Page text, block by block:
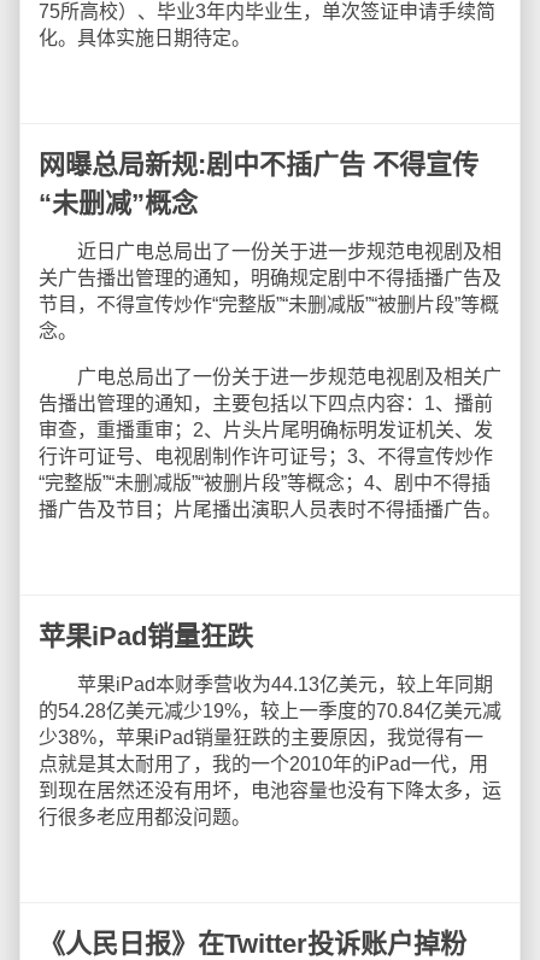
75所高校）、毕业3年内毕业生，单次签证申请手续简
化。具体实施日期待定。
网曝总局新规:剧中不插广告 不得宣传
“未删减”概念
近日广电总局出了一份关于进一步规范电视剧及相
关广告播出管理的通知，明确规定剧中不得插播广告及
节目，不得宣传炒作“完整版”“未删减版”“被删片段”等概
念。
广电总局出了一份关于进一步规范电视剧及相关广
告播出管理的通知，主要包括以下四点内容：1、播前
审查，重播重审；2、片头片尾明确标明发证机关、发
行许可证号、电视剧制作许可证号；3、不得宣传炒作
“完整版”“未删减版”“被删片段”等概念；4、剧中不得插
播广告及节目；片尾播出演职人员表时不得插播广告。
苹果iPad销量狂跌
苹果iPad本财季营收为44.13亿美元，较上年同期
的54.28亿美元减少19%，较上一季度的70.84亿美元减
少38%，苹果iPad销量狂跌的主要原因，我觉得有一
点就是其太耐用了，我的一个2010年的iPad一代，用
到现在居然还没有用坏，电池容量也没有下降太多，运
行很多老应用都没问题。
《人民日报》在Twitter投诉账户掉粉